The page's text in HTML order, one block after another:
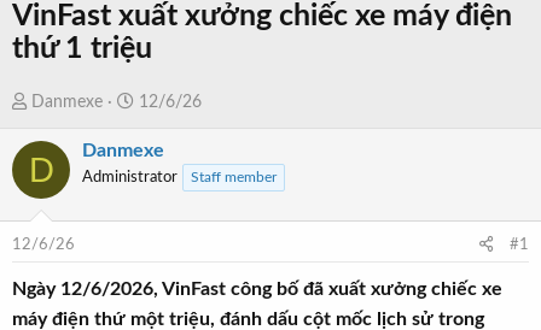
VinFast xuất xưởng chiếc xe máy điện
thứ 1 triệu
T
r
e
d
t
a
Danmexe
N
à
y
đ
ầ
12/6/26
D Danmexe
Administrator Staff member
12/6/26 #1
Ngày 12/6/2026, VinFast công bố đã xuất xưởng chiếc xe
máy điện thứ một triệu, đánh dấu cột mốc lịch sử trong